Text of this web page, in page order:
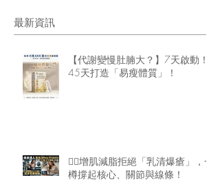
最新資訊
【代謝變慢肚腩大？】7天啟動！
45天打造「易瘦體質」！
🏋️‍♂️增肌減脂拒絕「乳清爆瘡」，一
樽撐起核心、關節與線條！